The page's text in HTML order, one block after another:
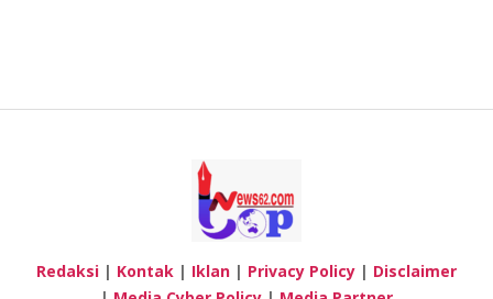
Redaksi | Kontak | Iklan | Privacy Policy | Disclaimer